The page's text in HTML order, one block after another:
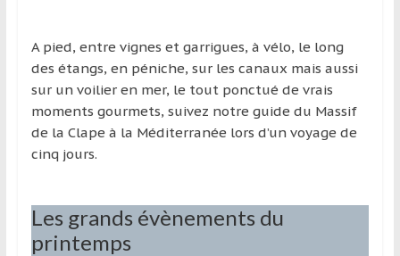
A pied, entre vignes et garrigues, à vélo, le long
des étangs, en péniche, sur les canaux mais aussi
sur un voilier en mer, le tout ponctué de vrais
moments gourmets, suivez notre guide du Massif
de la Clape à la Méditerranée lors d’un voyage de
cinq jours.
Les grands évènements du
printemps